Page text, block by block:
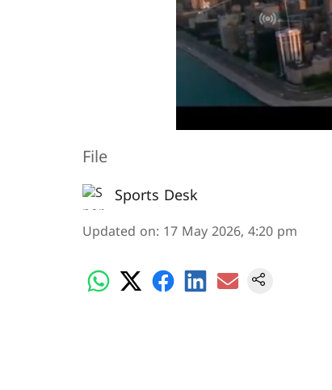
File
Sports Desk
Updated on: 17 May 2026, 4:20 pm